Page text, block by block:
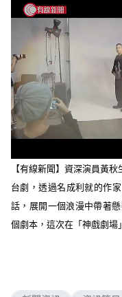
n
m
t
e
o
a
d
e
d
0
9
9
【有線新聞】 資深演員黃秋
台劇，透過名成利就的作
話，展開一個浪漫中帶著
個劇本，這次在「神戲劇場